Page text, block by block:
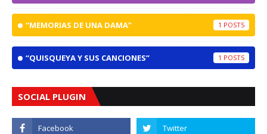
“MEMORIAS DE UNA DAMA” 1
“QUISQUEYA Y SUS CANCIONES” 1
SOCIAL PLUGIN